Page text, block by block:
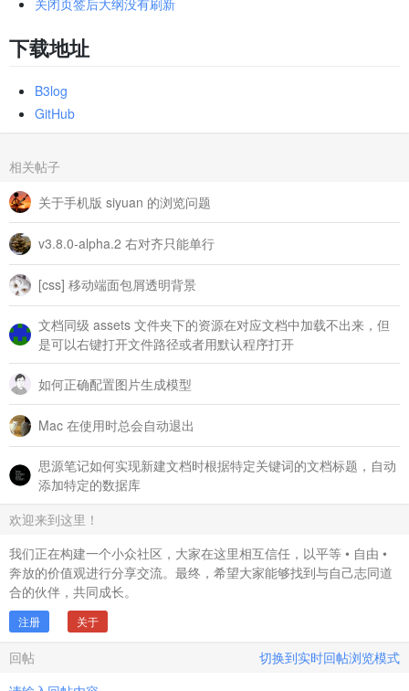
下载地址
B3log
GitHub
相关帖子
关于手机版 siyuan 的浏览问题
v3.8.0-alpha.2 右对齐只能单行
[css] 移动端面包屑透明背景
文档同级 assets 文件夹下的资源在对应文档中加载不出来，但
是可以右键打开文件路径或者用默认程序打开
如何正确配置图片生成模型
Mac 在使用时总会自动退出
思源笔记如何实现新建文档时根据特定关键词的文档标题，自动
添加特定的数据库
欢迎来到这里！
我们正在构建一个小众社区，大家在这里相互信任，以平等 • 自由 •
奔放的价值观进行分享交流。最终，希望大家能够找到与自己志同道
合的伙伴，共同成长。
注册 关于
回帖
切换到实时回帖浏览模式